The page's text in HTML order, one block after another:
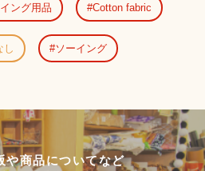
ング用品 Cotton fabric
し ソーイング
や商品についてなど